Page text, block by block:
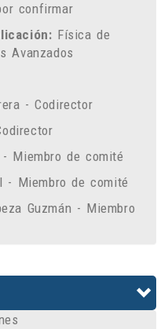
confirmar
Física de
Avanzados
- Codirector
Miembro de comité
- Miembro de comité
Guzmán - Miembro